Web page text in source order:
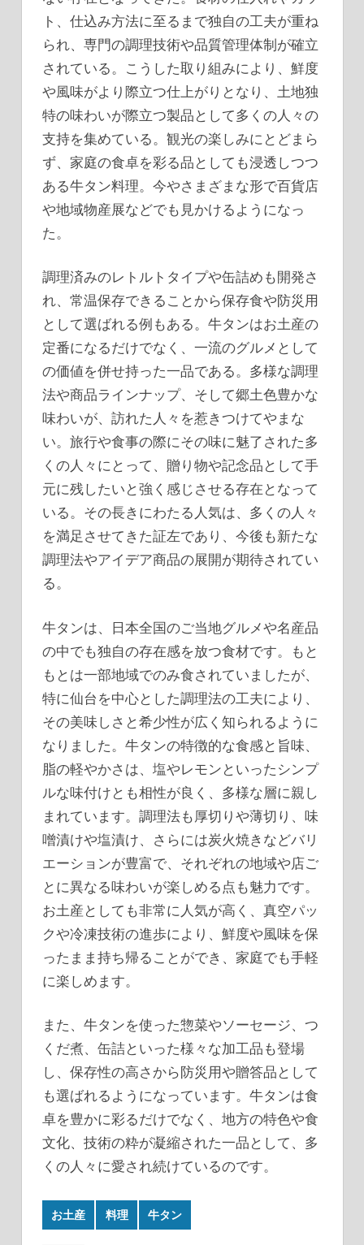
ト、仕込み方法に至るまで独自の工夫が重ね
られ、専門の調理技術や品質管理体制が確立
されている。こうした取り組みにより、鮮度
や風味がより際立つ仕上がりとなり、土地独
特の味わいが際立つ製品として多くの人々の
支持を集めている。観光の楽しみにとどまら
ず、家庭の食卓を彩る品としても浸透しつつ
ある牛タン料理。今やさまざまな形で百貨店
や地域物産展などでも見かけるようになっ
た。
調理済みのレトルトタイプや缶詰めも開発さ
れ、常温保存できることから保存食や防災用
として選ばれる例もある。牛タンはお土産の
定番になるだけでなく、一流のグルメとして
の価値を併せ持った一品である。多様な調理
法や商品ラインナップ、そして郷土色豊かな
味わいが、訪れた人々を惹きつけてやまな
い。旅行や食事の際にその味に魅了された多
くの人々にとって、贈り物や記念品として手
元に残したいと強く感じさせる存在となって
いる。その長きにわたる人気は、多くの人々
を満足させてきた証左であり、今後も新たな
調理法やアイデア商品の展開が期待されてい
る。
牛タンは、日本全国のご当地グルメや名産品
の中でも独自の存在感を放つ食材です。もと
もとは一部地域でのみ食されていましたが、
特に仙台を中心とした調理法の工夫により、
その美味しさと希少性が広く知られるように
なりました。牛タンの特徴的な食感と旨味、
脂の軽やかさは、塩やレモンといったシンプ
ルな味付けとも相性が良く、多様な層に親し
まれています。調理法も厚切りや薄切り、味
噌漬けや塩漬け、さらには炭火焼きなどバリ
エーションが豊富で、それぞれの地域や店ご
とに異なる味わいが楽しめる点も魅力です。
お土産としても非常に人気が高く、真空パッ
クや冷凍技術の進歩により、鮮度や風味を保
ったまま持ち帰ることができ、家庭でも手軽
に楽しめます。
また、牛タンを使った惣菜やソーセージ、つ
くだ煮、缶詰といった様々な加工品も登場
し、保存性の高さから防災用や贈答品として
も選ばれるようになっています。牛タンは食
卓を豊かに彩るだけでなく、地方の特色や食
文化、技術の粋が凝縮された一品として、多
くの人々に愛され続けているのです。
お土産 料理 牛タン